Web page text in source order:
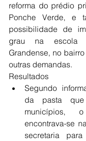
reforma do prédio
Ponche Verde, e
possibilidade de
grau na escola
Grandense, no
outras demandas.
Resultados
Segundo
da pasta
municípios,
encontrava-se
secretaria